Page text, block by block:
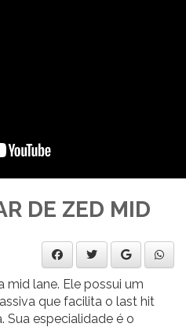
DE ZED MID
mid lane. Ele possui um
que facilita o last hit
Sua especialidade é o